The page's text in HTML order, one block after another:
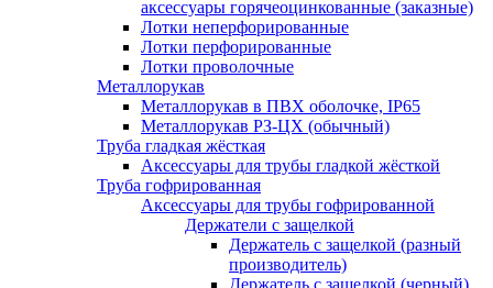
аксессуары горячеоцинкованные (заказные)
Лотки неперфорированные
Лотки перфорированные
Лотки проволочные
Металлорукав
Металлорукав в ПВХ оболочке, IP65
Металлорукав РЗ-ЦХ (обычный)
Труба гладкая жёсткая
Аксессуары для трубы гладкой жёсткой
Труба гофрированная
Аксессуары для трубы гофрированной
Держатели с защелкой
Держатель с защелкой (разный
производитель)
Держатель с защелкой (черный)